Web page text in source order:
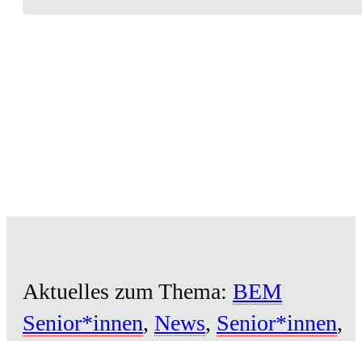
Aktuelles zum Thema: BEM
Senior*innen, News, Senior*innen,